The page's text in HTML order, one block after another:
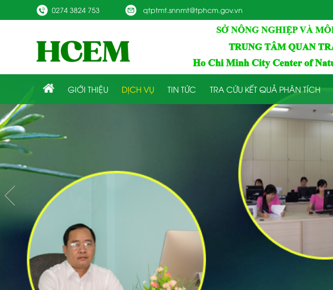
0274 3824 753 qtptmt.snnmt@tphcm.gov.vn
GIỚI THIỆU DỊCH VỤ TIN TỨC TRA CỨU KẾT QUẢ PHÂN TÍCH